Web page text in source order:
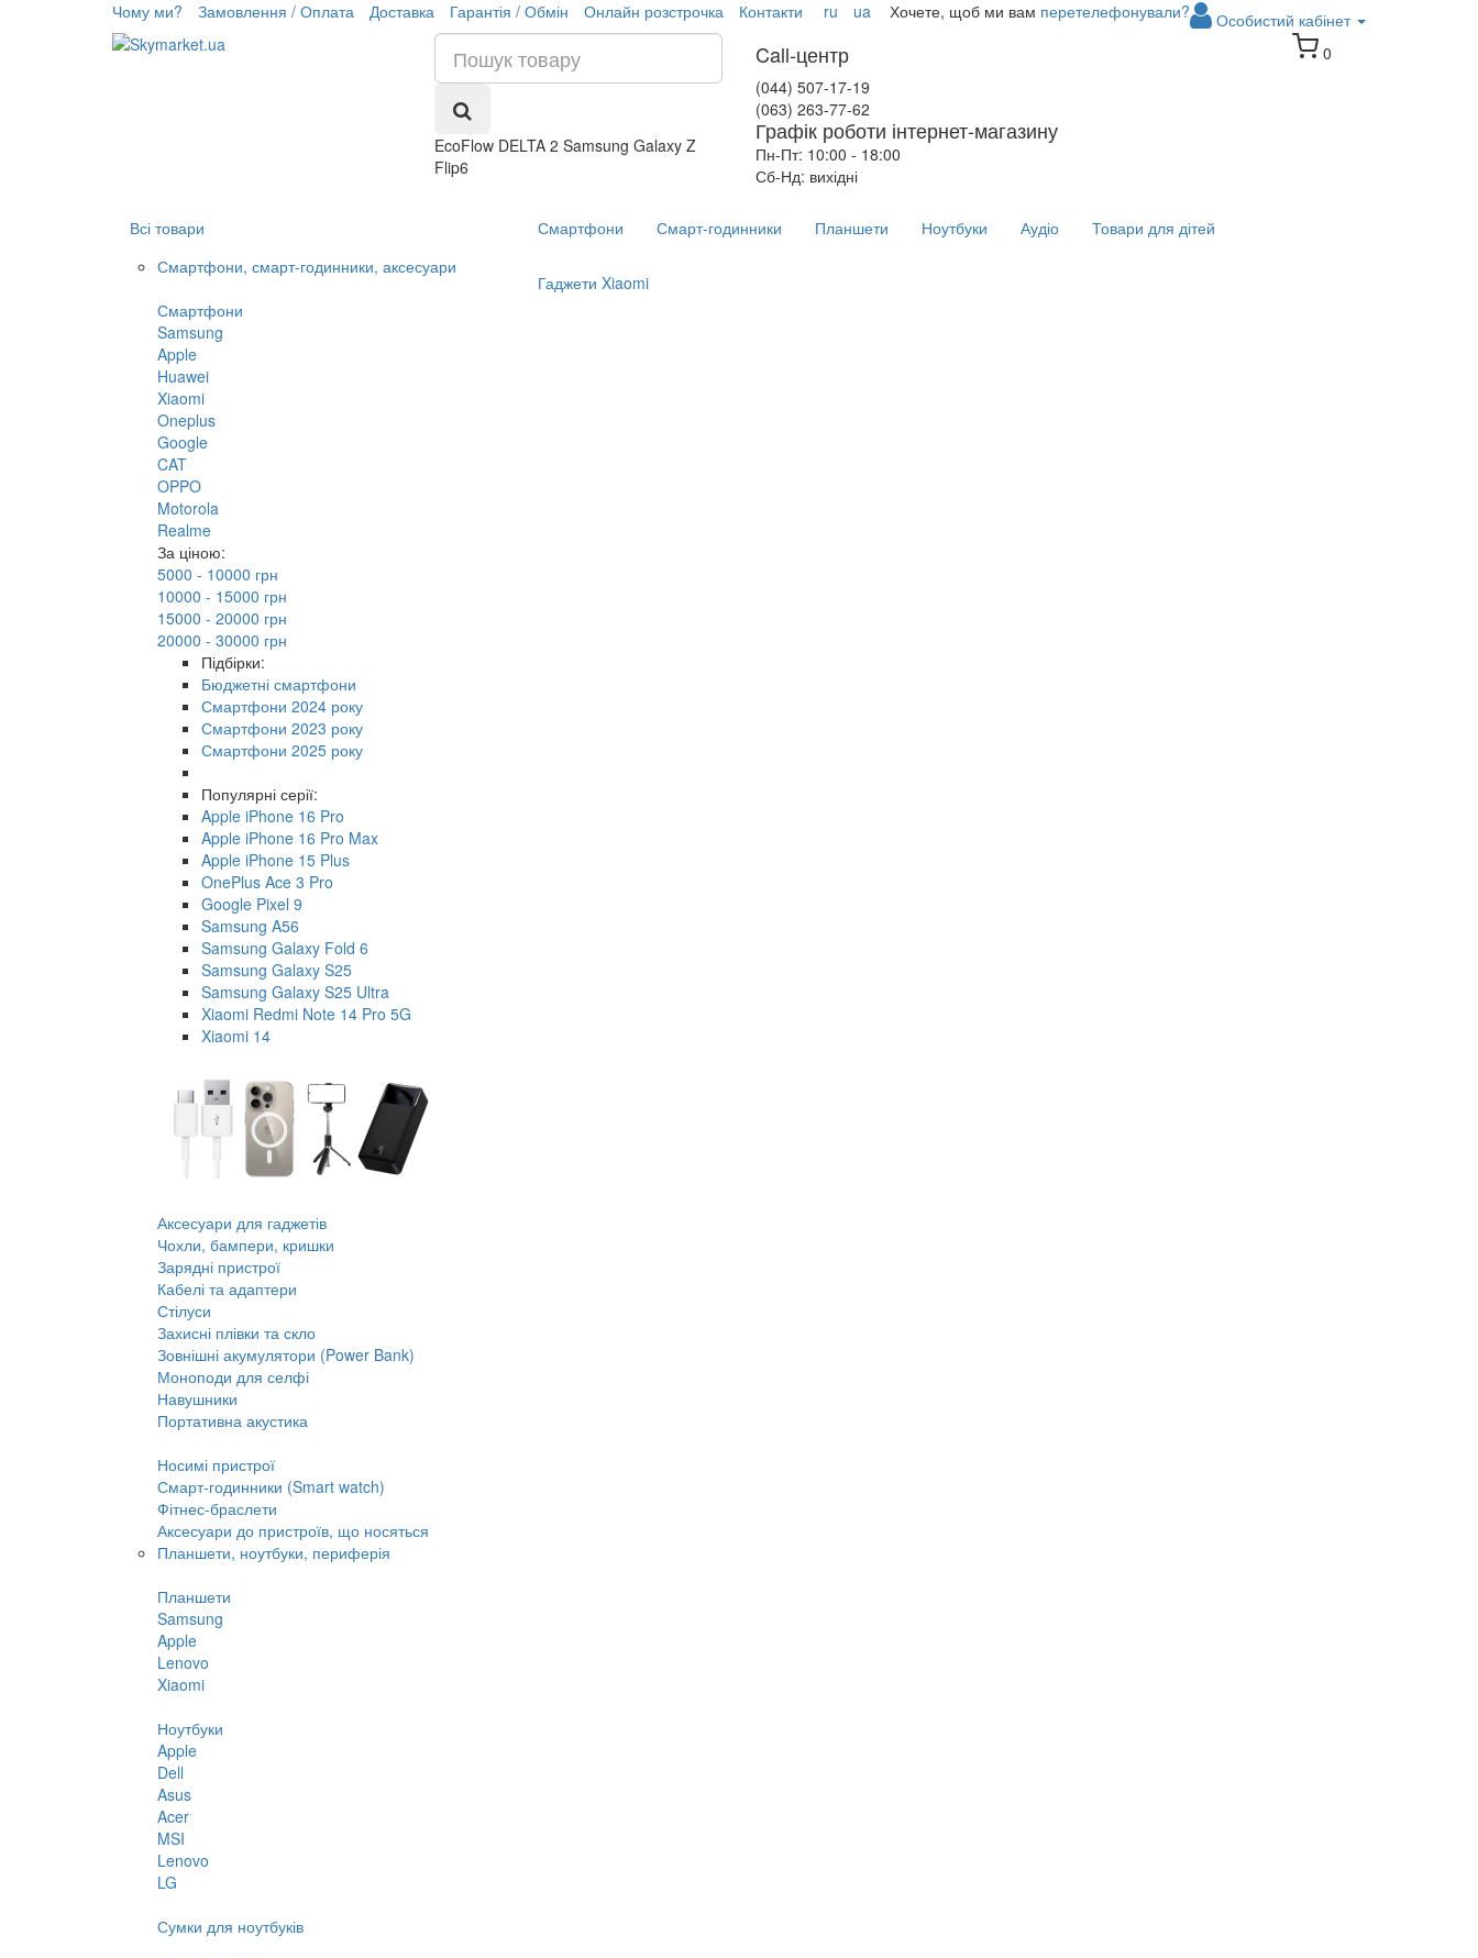
Чому ми? Замовлення / Оплата Доставка Гарантія / Обмін Онлайн розстрочка Контакти ru ua Особистий кабінет
Хочете, щоб ми вам перетелефонували?
EcoFlow DELTA 2 Samsung Galaxy Z
Flip6
Call-центр
(044) 507-17-19
(063) 263-77-62
Графік роботи інтернет-магазину
Пн-Пт: 10:00 - 18:00
Сб-Нд: вихідні
0
Всі товари
Смартфони, смарт-годинники, аксесуари
Смартфони
Samsung
Apple
Huawei
Xiaomi
Oneplus
Google
CAT
OPPO
Motorola
Realme
За ціною:
5000 - 10000 грн
10000 - 15000 грн
15000 - 20000 грн
20000 - 30000 грн
Підбірки:
Бюджетні смартфони
Смартфони 2024 року
Смартфони 2023 року
Смартфони 2025 року
Популярні серії:
Apple iPhone 16 Pro
Apple iPhone 16 Pro Max
Apple iPhone 15 Plus
OnePlus Ace 3 Pro
Google Pixel 9
Samsung A56
Samsung Galaxy Fold 6
Samsung Galaxy S25
Samsung Galaxy S25 Ultra
Xiaomi Redmi Note 14 Pro 5G
Xiaomi 14
Аксесуари для гаджетів
Чохли, бампери, кришки
Зарядні пристрої
Кабелі та адаптери
Стілуси
Захисні плівки та скло
Зовнішні акумулятори (Power Bank)
Моноподи для селфі
Навушники
Портативна акустика
Носимі пристрої
Смарт-годинники (Smart watch)
Фітнес-браслети
Аксесуари до пристроїв, що носяться
Планшети, ноутбуки, периферія
Планшети
Samsung
Apple
Lenovo
Xiaomi
Ноутбуки
Apple
Dell
Asus
Acer
MSI
Lenovo
LG
Сумки для ноутбуків
Смартфони Смарт-годинники Планшети Ноутбуки Аудіо Товари для дітей
Гаджети Xiaomi